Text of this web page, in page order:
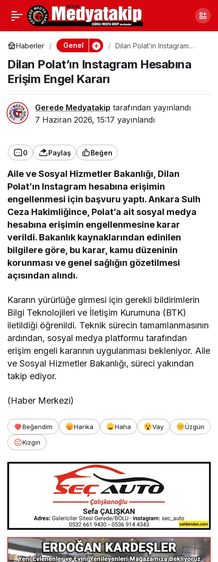
Haberler Genel
Dilan Polat’ın Instagram
Dilan Polat’ın Instagram Hesabına
Erişim Engel Kararı
Gerede Medyatakip tarafından yayınlandı
7 Haziran 2026, 15:17 yayınlandı
0 Paylaş Beğen
Aile ve Sosyal Hizmetler Bakanlığı, Dilan
Polat’ın Instagram hesabına erişimin
engellenmesi için başvuru yaptı. Ankara Sulh
Ceza Hakimliğince, Polat’a ait sosyal medya
hesabına erişimin engellenmesine karar
verildi. Bakanlık kaynaklarından edinilen
bilgilere göre, bu karar, kamu düzeninin
korunması ve genel sağlığın gözetilmesi
açısından alındı.
Kararın yürürlüğe girmesi için gerekli bildirimlerin
Bilgi Teknolojileri ve İletişim Kurumuna (BTK)
iletildiği öğrenildi. Teknik sürecin tamamlanmasının
ardından, sosyal medya platformu tarafından
erişim engeli kararının uygulanması bekleniyor. Aile
ve Sosyal Hizmetler Bakanlığı, süreci yakından
takip ediyor.
(Haber Merkezi)
Beğendim Harika Haha Vay
Üzgün
Kızgın
Zonguldak’ta Direksiyon
Başında Uyuyakalakan
Sürücüye Ceza Yağdı
Paylaş